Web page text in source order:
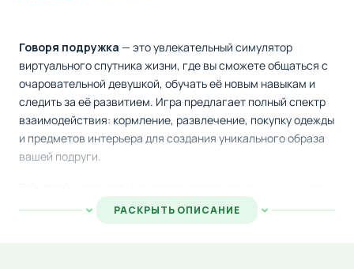
Говоря подружка — это увлекательный симулятор
виртуального спутника жизни, где вы сможете общаться с
очаровательной девушкой, обучать её новым навыкам и
следить за её развитием. Игра предлагает полный спектр
взаимодействия: кормление, развлечение, покупку одежды
и предметов интерьера для создания уникального образа
вашей подруги.
которые разнообразят повседневный уход за персонажем и
сделают игру более динамичной. Красиво прорисованная
РАСКРЫТЬ ОПИСАНИЕ